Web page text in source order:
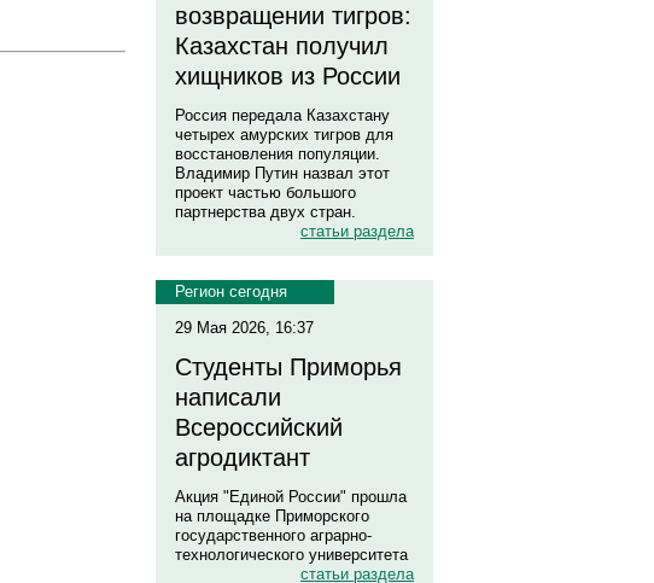
возвращении тигров:
Казахстан получил
хищников из России
Россия передала Казахстану
четырех амурских тигров для
восстановления популяции.
Владимир Путин назвал этот
проект частью большого
партнерства двух стран.
статьи раздела
Регион сегодня
29 Мая 2026, 16:37
Студенты Приморья
написали
Всероссийский
агродиктант
Акция "Единой России" прошла
на площадке Приморского
государственного аграрно-
технологического университета
статьи раздела